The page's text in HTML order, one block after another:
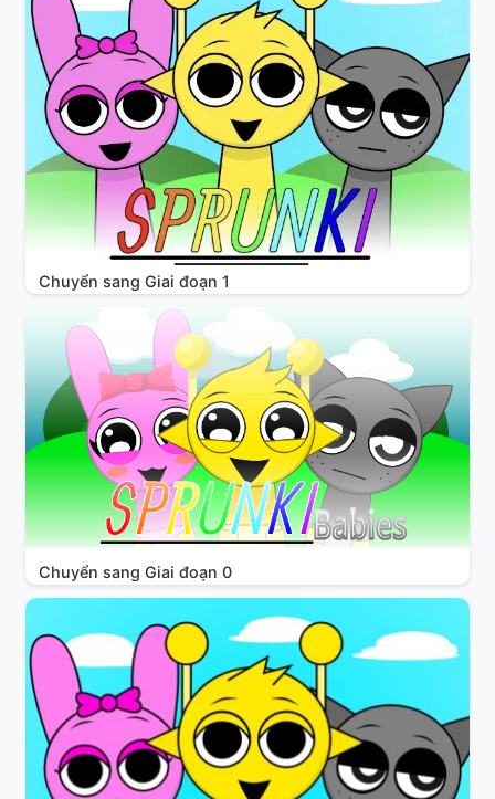
Chuyển sang Giai đoạn 1
Chuyển sang Giai đoạn 0